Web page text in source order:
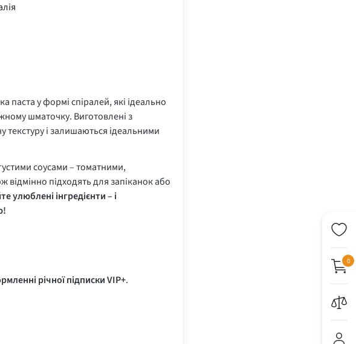
0
паста у формі спіралей, які ідеально
шматочку. Виготовлені з
текстуру і залишаються ідеальними
соусами – томатними,
підходять для запіканок або
улюблені інгредієнти – і
річної підписки VIP+.